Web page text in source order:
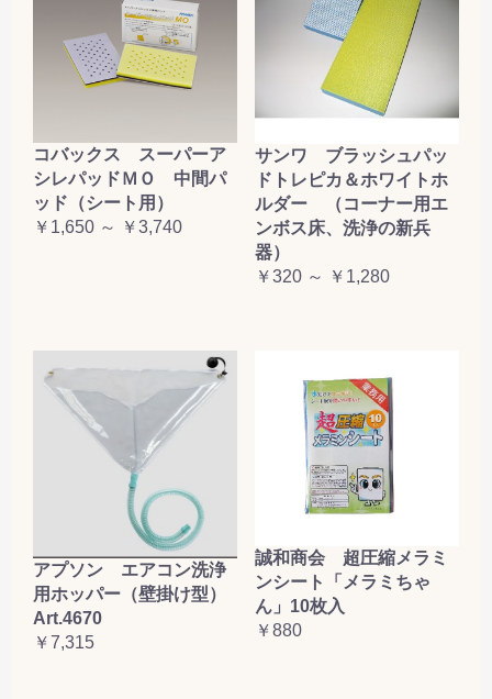
コバックス スーパーア
シレパッドＭＯ 中間パ
ッド（シート用）
￥1,650 ～ ￥3,740
サンワ ブラッシュパッ
ドトレピカ＆ホワイトホ
ルダー （コーナー用エ
ンボス床、洗浄の新兵
器）
￥320 ～ ￥1,280
アプソン エアコン洗浄
用ホッパー（壁掛け型）
Art.4670
￥7,315
誠和商会 超圧縮メラミ
ンシート「メラミちゃ
ん」10枚入
￥880